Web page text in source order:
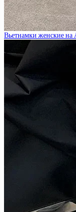
Вьетнамки женские на